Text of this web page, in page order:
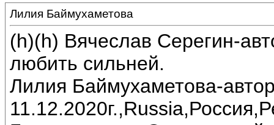
Лилия Баймухаметова
(h)(h) Вячеслав Серегин-
любить сильней.
Лилия Баймухаметова-